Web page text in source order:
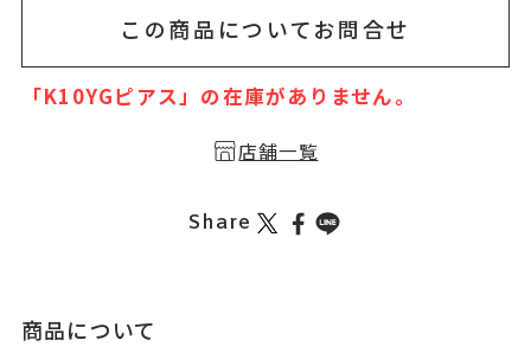
この商品についてお問合せ
「K10YGピアス」の在庫がありません。
店舗一覧
Share
商品について